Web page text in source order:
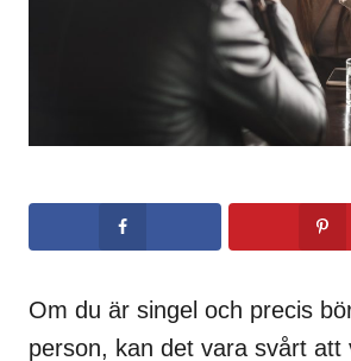
Om du är singel och precis
person, kan det vara svårt att